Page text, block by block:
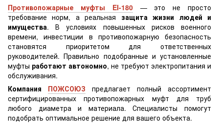
Противопожарные муфты EI-180— это не просто
требование норм, а реальная защита жизни людей и
имущества. В условиях повышенных рисков военного
времени, инвестиции в противопожарную безопасность
становятся приоритетом для ответственных
руководителей. Правильно подобранные и установленные
муфты работают автономно, не требуют электропитания и
обслуживания.
Компания ПОЖСОЮЗ предлагает полный ассортимент
сертифицированных противопожарных муфт для труб
любого диаметра и материала. Специалисты помогут
подобрать оптимальное решение для вашего объекта.